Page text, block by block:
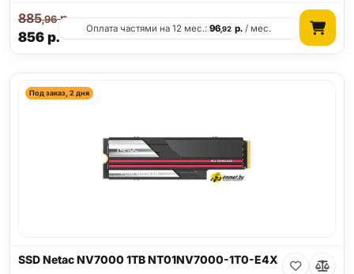
856р.
885,96р.
Оплата частями на 12 мес.:96,92 р./ мес.
Под заказ, 2 дня
SSD Netac NV7000 1TB NT01NV7000-1T0-E4X